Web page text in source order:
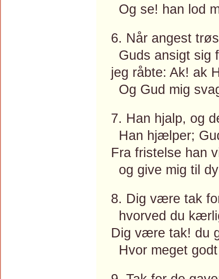
Og se! han lod
6. Når angest
Guds ansigt sig
jeg råbte: Ak! ak
Og Gud mig
7. Han hjalp, og
Han hjælper;
Fra fristelse han
og give mig til
8. Dig være tak
hvorved du
Dig være tak! du
Hvor meget